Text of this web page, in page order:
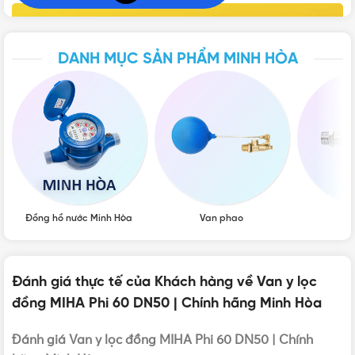
KÍCH THƯỚC
CHUYÊN NGHIỆP
Hotline:0912917977
Email:cskh@vattu365.com
DANH MỤC SẢN PHẨM MINH HÒA
Đồng hồ nước Minh Hòa Van phao
Đánh giá thực tế của Khách hàng về Van y lọc
đồng MIHA Phi 60 DN50 | Chính hãng Minh Hòa
Đánh giá Van y lọc đồng MIHA Phi 60 DN50 | Chính